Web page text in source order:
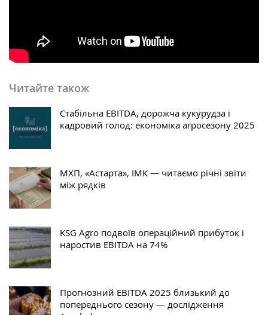
Читайте також
Стабільна EBITDA, дорожча кукурудза і
кадровий голод: економіка агросезону 2025
МХП, «Астарта», ІМК — читаємо річні звіти
між рядків
KSG Agro подвоїв операційний прибуток і
наростив EBITDA на 74%
Прогнозний EBITDA 2025 близький до
попереднього сезону — дослідження